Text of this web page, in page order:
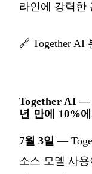
라인에 강력한
🔗 Together AI
Together AI —
년 만에 10%
7월 3일 —
소스 모델 사